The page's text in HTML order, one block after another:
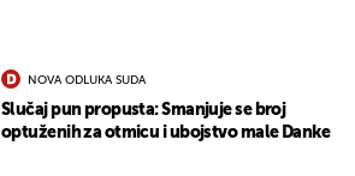
NOVA ODLUKA SUDA
Slučaj pun propusta: Smanjuje se broj
optuženih za otmicu i ubojstvo male Danke